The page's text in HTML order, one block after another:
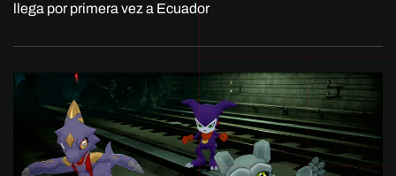
llega por primera vez a Ecuador